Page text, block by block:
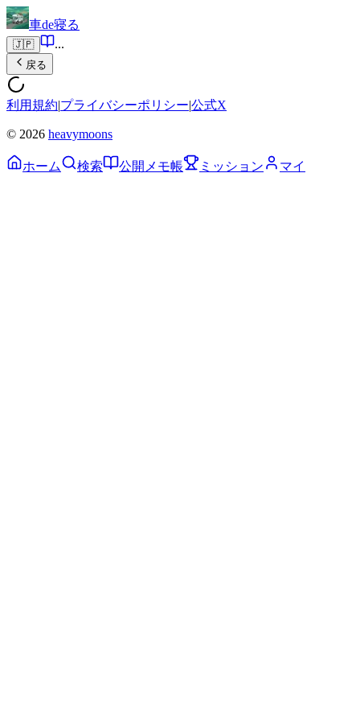
車de寝る
🇯🇵 ...
戻る
利用規約|プライバシーポリシー|公式X
© 2026 heavymoons
ホーム 検索 公開メモ帳 ミッション マイ